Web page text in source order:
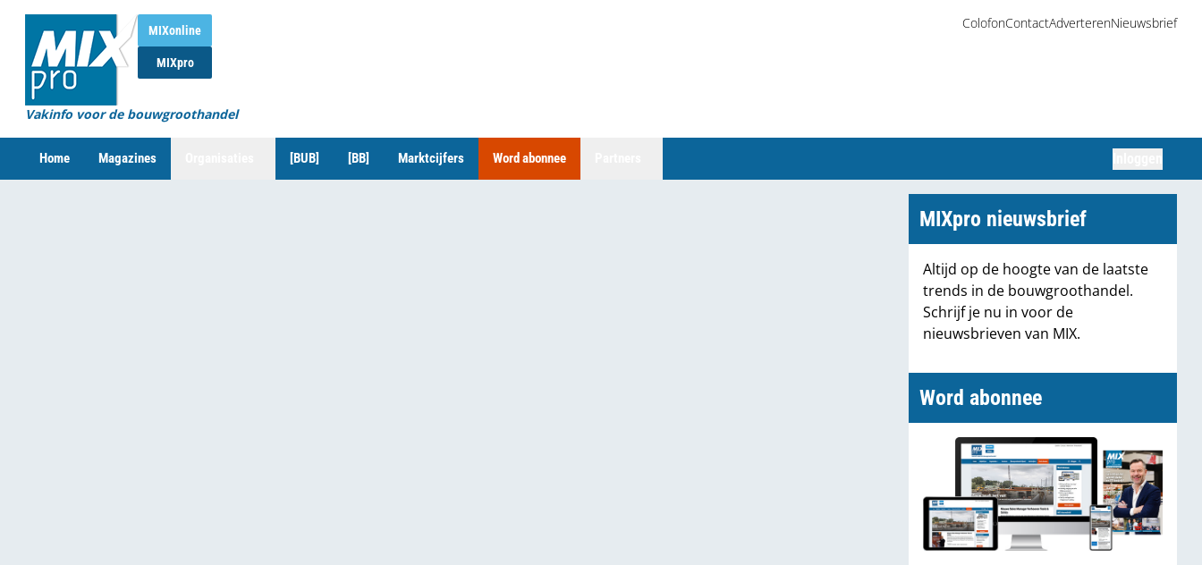
MIXonline
MIXpro
Vakinfo voor de bouwgroothandel
ColofonContactAdverterenNieuwsbrief
Home Magazines [BUB] [BB] Marktcijfers Word abonnee
MIXpro nieuwsbrief
Altijd op de hoogte van de laatste
trends in de bouwgroothandel.
Schrijf je nu in voor de
nieuwsbrieven van MIX.
Word abonnee